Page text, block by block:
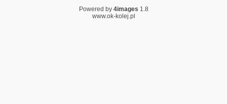
Powered by 4images 1.8
www.ok-kolej.pl